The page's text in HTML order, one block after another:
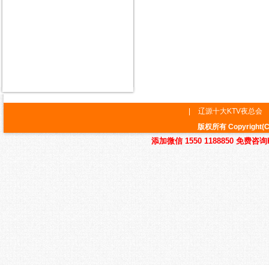
辽源十大KTV夜总会
版权所有
添加微信 1550 1188850 免费咨